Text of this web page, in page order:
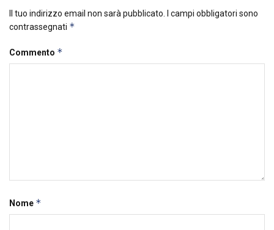
Il tuo indirizzo email non sarà pubblicato.
I campi obbligatori sono
contrassegnati *
Commento *
Nome *